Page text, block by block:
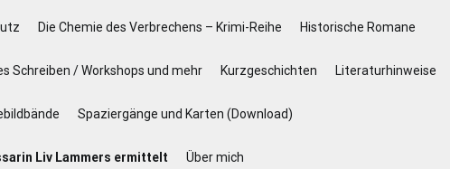
Die Chemie des Verbrechens – Krimi-Reihe Historische Romane
Schreiben / Workshops und mehr Kurzgeschichten Literaturhinweise
Spaziergänge und Karten (Download)
Liv Lammers ermittelt Über mich